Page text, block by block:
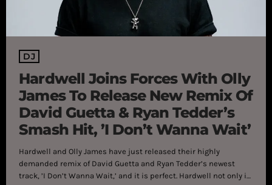
DJ
Hardwell Joins Forces With Olly
James To Release New Remix Of
David Guetta & Ryan Tedder’s
Smash Hit, ’I Don’t Wanna Wait’
Hardwell and Olly James have just released their highly
demanded remix of David Guetta and Ryan Tedder’s newest
track, ’I Don’t Wanna Wait,’ and it is perfect. Hardwell not only is